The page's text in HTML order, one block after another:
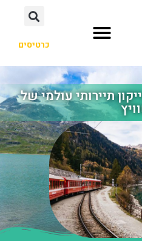
כרטיסים
תיירותי עולמי של